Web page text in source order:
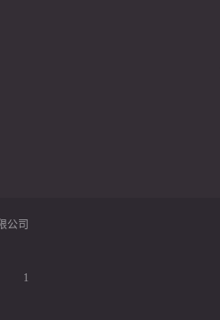
公司
1